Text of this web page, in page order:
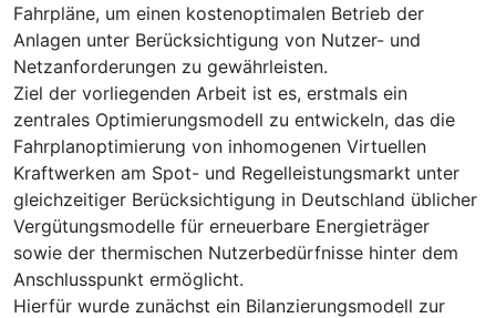
Fahrpläne, um einen kostenoptimalen Betrieb der
Anlagen unter Berücksichtigung von Nutzer- und
Netzanforderungen zu gewährleisten.
Ziel der vorliegenden Arbeit ist es, erstmals ein
zentrales Optimierungsmodell zu entwickeln, das die
Fahrplanoptimierung von inhomogenen Virtuellen
Kraftwerken am Spot- und Regelleistungsmarkt unter
gleichzeitiger Berücksichtigung in Deutschland üblicher
Vergütungsmodelle für erneuerbare Energieträger
sowie der thermischen Nutzerbedürfnisse hinter dem
Anschlusspunkt ermöglicht.
Hierfür wurde zunächst ein Bilanzierungsmodell zur